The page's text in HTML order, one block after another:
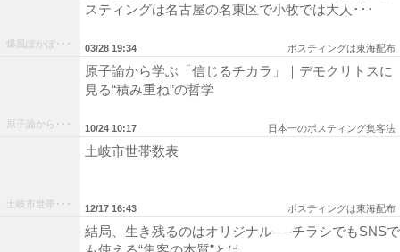
爆風ぽかぽ･･･
スティングは名古屋の名東区で小牧では大人･･･
03/28 19:34 ポスティングは東海配布
原子論から･･･
原子論から学ぶ「信じるチカラ」｜デモクリトスに
見る“積み重ね”の哲学
10/24 10:17 日本一のポスティング集客法
土岐市世帯･･･
土岐市世帯数表
12/17 16:43 ポスティングは東海配布
結局、生き残るのはオリジナル──チラシでもSNSで